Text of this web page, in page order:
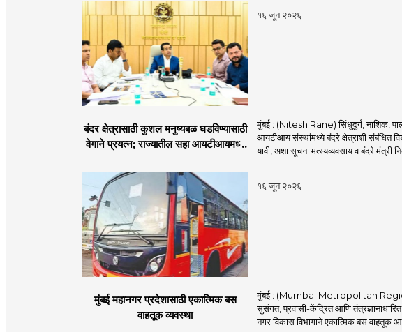
१६ जून २०२६
बंदर क्षेत्रासाठी कुशल मनुष्यबळ घडविण्यासाठी
वेगाने प्रयत्न; राज्यातील सहा आयटीआयमध्ये
मुंबई : (Nitesh Rane) सिंधुदुर्ग, नाशिक,
आयटीआय संस्थांमध्ये बंदरे क्षेत्राशी संबंधित
यावी, अशा सूचना मत्स्यव्यवसाय व बंदरे मंत्री
१६ जून २०२६
मुंबई महानगर प्रदेशासाठी एकात्मिक बस
वाहतूक व्यवस्था
मुंबई : (Mumbai Metropolitan
सुसंगत, प्रवासी-केंद्रित आणि
नगर विकास विभागाने एकात्मिक बस वाहतूक